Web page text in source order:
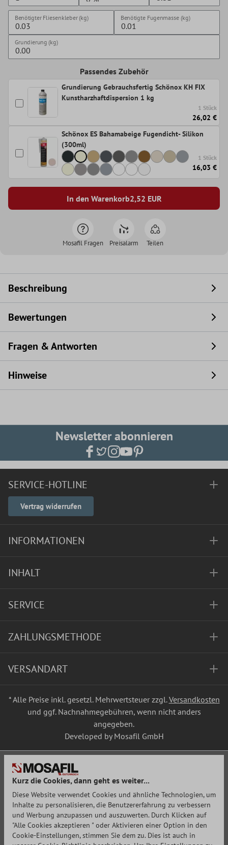
Benötigter Fliesenkleber (kg) Benötigte Fugenmasse (kg)
Grundierung (kg)
Passendes Zubehör
Grundierung Gebrauchsfertig Schönox KH FIX
Kunstharzhaftdispersion 1 kg
1 Stück
26,02 €
Schönox ES Bahamabeige Fugendicht- Silikon
(300ml)
1 Stück
16,03 €
In den Warenkorb2,52 EUR
Mosafil Fragen Preisalarm Teilen
Beschreibung
Bewertungen
Fragen & Antworten
Hinweise
Newsletter abonnieren
SERVICE-HOTLINE
Vertrag widerrufen
INFORMATIONEN
INHALT
SERVICE
ZAHLUNGSMETHODE
VERSANDART
* Alle Preise inkl. gesetzl. Mehrwertsteuer zzgl.Versandkosten
und ggf. Nachnahmegebühren, wenn nicht anders
angegeben.
Developed by Mosafil GmbH
Kurz die Cookies, dann geht es weiter...
Diese Website verwendet Cookies und ähnliche Technologien, um
Inhalte zu personalisieren, die Benutzererfahrung zu verbessern
und Werbung anzupassen und auszuwerten. Durch Klicken auf
"Alle Cookies akzeptieren " oder Aktivieren einer Option in den
Cookie-Einstellungen, stimmen Sie dem zu. Dies ist auch in